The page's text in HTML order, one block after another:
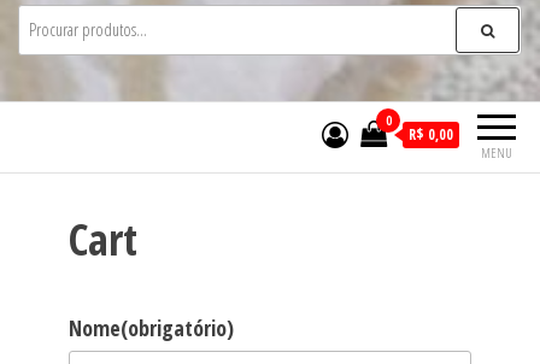
MENU
0
R$ 0,00
Cart
Nome(obrigatório)